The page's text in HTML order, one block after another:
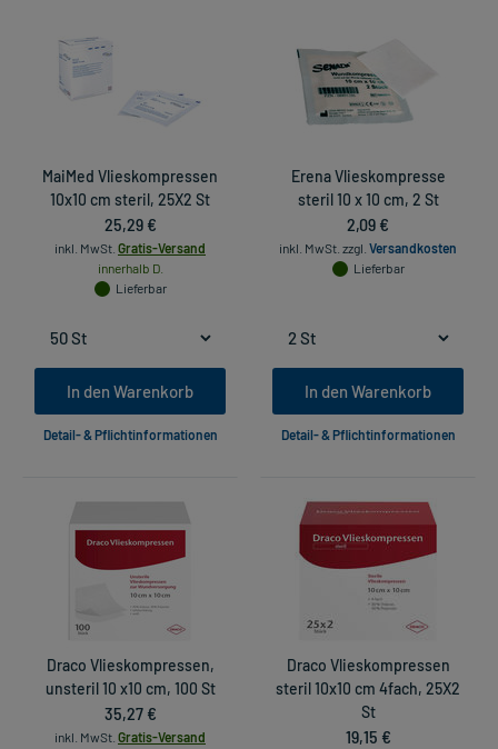
MaiMed Vlieskompressen
10x10 cm steril, 25X2 St
25,29 €
inkl. MwSt. Gratis-Versand
innerhalb D.
Lieferbar
In den Warenkorb
Detail- & Pflichtinformationen
Erena Vlieskompresse
steril 10 x 10 cm, 2 St
2,09 €
inkl. MwSt. zzgl. Versandkosten
Lieferbar
In den Warenkorb
Detail- & Pflichtinformationen
Draco Vlieskompressen,
unsteril 10 x10 cm, 100 St
35,27 €
inkl. MwSt. Gratis-Versand
Draco Vlieskompressen
steril 10x10 cm 4fach, 25X2
St
19,15 €